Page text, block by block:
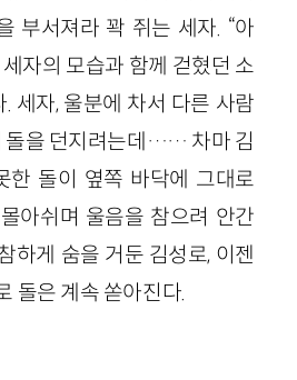
부서져라 꽉 쥐는 세자. “아
자의 모습과 함께 걷혔던 소
세자, 울분에 차서 다른 사람
돌을 던지려는데…… 차마 김
한 돌이 옆쪽 바닥에 그대로
아쉬며 울음을 참으려 안간
하게 숨을 거둔 김성로, 이젠
돌은 계속 쏟아진다.